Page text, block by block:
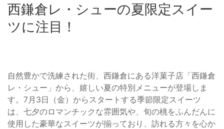
西鎌倉レ・シューの夏限定スイー
ツに注目！
自然豊かで洗練された街、西鎌倉にある洋菓子店「西鎌倉
レ・シュー」から、嬉しい夏の特別メニューが登場しま
す。7月3日（金）からスタートする季節限定スイーツ
は、七夕のロマンチックな雰囲気や、旬の桃をふんだんに
使用した豪華なスイーツが揃っており、訪れる方々を心か